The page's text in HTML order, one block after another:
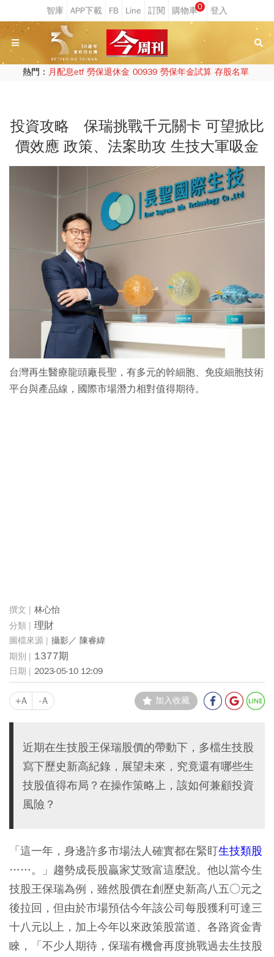
0
熱門： 月配息etf 勞保退休金 00939 勞保年金試算 存股名單
投資攻略 保瑞挑戰千元關卡 可望掀比
價效應 政策、法案助攻 生技大軍吸金
台灣再生醫療龍頭廠長聖，有多元的幹細胞、免疫細胞技術
平台與產品線，國際市場潛力相對值得期待。
林心怡
理財
攝影／ 陳睿緯
1377期
2023-05-10 12:09
+A -A 加入收藏
近期在生技股王保瑞股價的帶動下，多檔生技股
寫下歷史新高紀錄，展望未來，究竟還有哪些生
技股值得布局？在操作策略上，該如何兼顧投資
風險？
「這一年，身邊許多市場法人確實都在緊盯生技類股
……。」趨勢成長股贏家艾致富這麼說。他以當今生
技股王保瑞為例，雖然股價在創歷史新高八五○元之
後拉回，但由於市場預估今年該公司每股獲利可達三
十八元以上，加上今年以來政策股當道、各路資金青
睞，「不少人期待，保瑞有機會再度挑戰過去生技股